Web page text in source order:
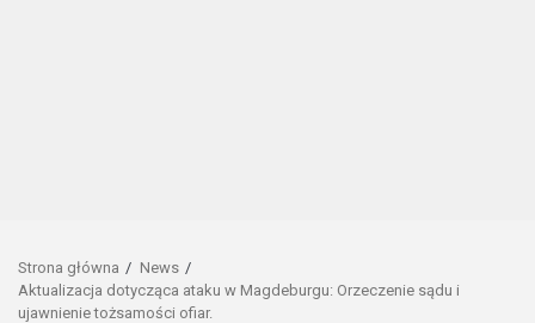
Strona główna
News
Aktualizacja dotycząca ataku w Magdeburgu: Orzeczenie sądu i
ujawnienie tożsamości ofiar.